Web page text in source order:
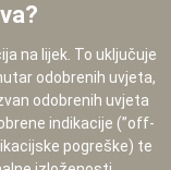
na lijek. To uključuje
odobrenih uvjeta,
odobrenih uvjeta
indikacije (”off-
pogreške) te